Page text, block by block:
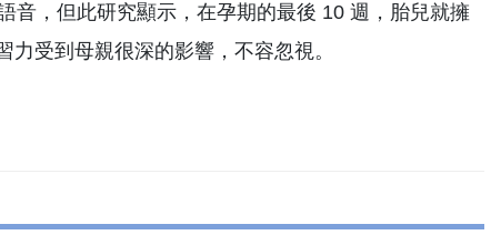
音，但此研究顯示，在孕期的最後 10 週，胎兒就擁
受到母親很深的影響，不容忽視。